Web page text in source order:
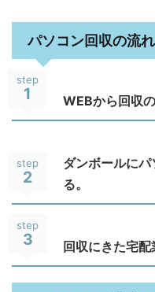
パソコン回収の流れ
step
1 WEBから回収の
step
2
ダンボールに
る。
step
3 回収にきた宅